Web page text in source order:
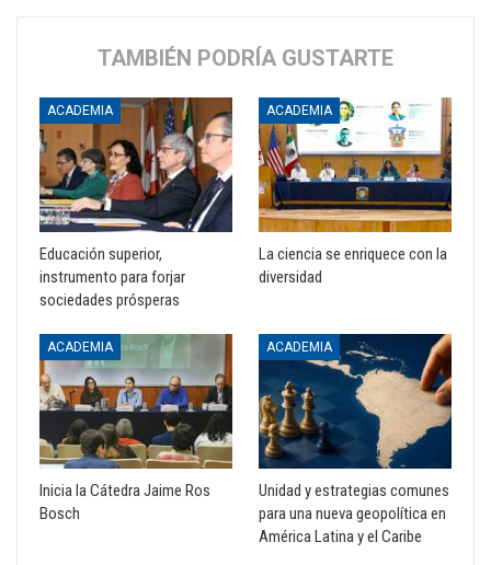
TAMBIÉN PODRÍA GUSTARTE
ACADEMIA
Educación superior,
instrumento para forjar
sociedades prósperas
ACADEMIA
La ciencia se enriquece con la
diversidad
ACADEMIA
Inicia la Cátedra Jaime Ros
Bosch
ACADEMIA
Unidad y estrategias comunes
para una nueva geopolítica en
América Latina y el Caribe